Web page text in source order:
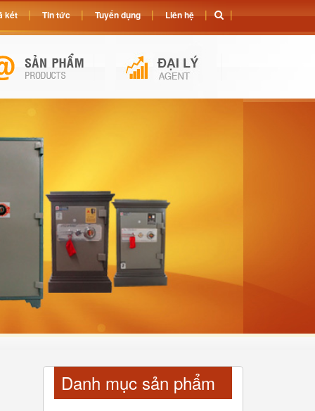
Danh mục sản phẩm
két Tin tức Tuyển dụng Liên hệ